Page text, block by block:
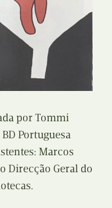
por Tommi
Portuguesa
Marcos
Direcção Geral do